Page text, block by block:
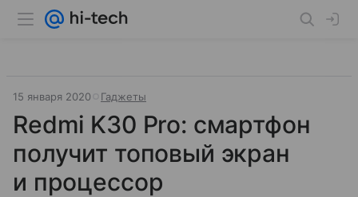
15 января 2020 Гаджеты
Redmi K30 Pro: смартфон
получит топовый экран
и процессор